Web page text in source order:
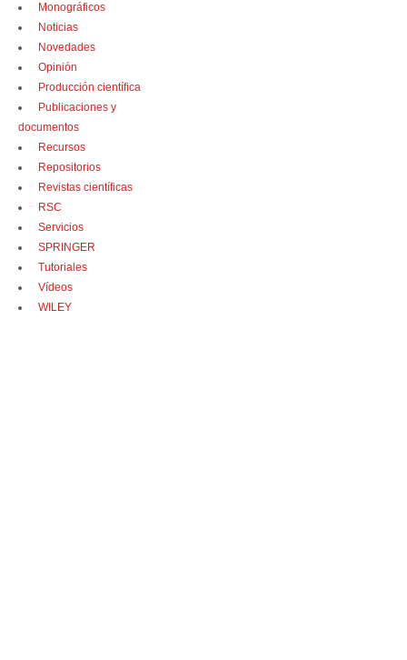
Monográficos
Noticias
Novedades
Opinión
Producción científica
Publicaciones y
documentos
Recursos
Repositorios
Revistas científicas
RSC
Servicios
SPRINGER
Tutoriales
Vídeos
WILEY